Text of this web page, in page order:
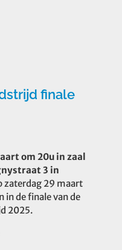
finale
om 20u in zaal
3 in
zaterdag 29 maart
in de finale van de
2025.